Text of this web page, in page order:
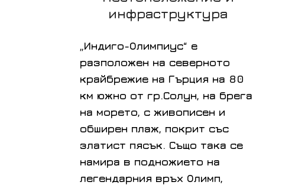
инфраструктура
„Индиго-Олимпиус“ е
разположен на северното
крайбрежие на Гърция на 80
км южно от гр.Солун, на брега
на морето, с живописен и
обширен плаж, покрит със
златист пясък. Също така се
намира в подножието на
легендарния връх Олимп,